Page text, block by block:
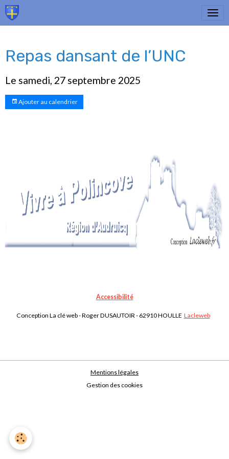
Repas dansant de l’UNC
Le samedi, 27 septembre 2025
Ajouter au calendrier
Accessibilité
Conception La clé web - Roger DUSAUTOIR - 62910 HOULLE Lacleweb
Mentions légales
Gestion des cookies